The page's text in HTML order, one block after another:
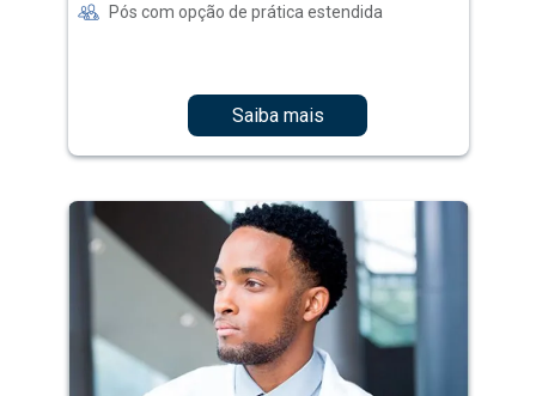
Pós com opção de prática estendida
Saiba mais